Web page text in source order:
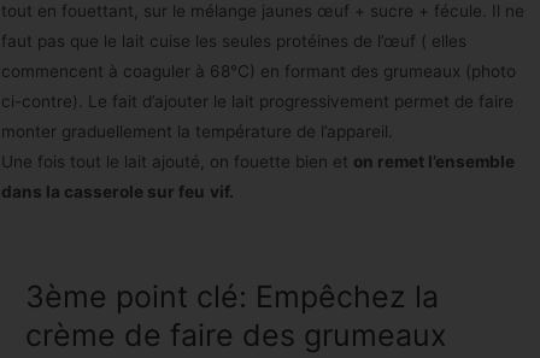
tout en fouettant, sur le mélange jaunes œuf + sucre + fécule. Il ne
faut pas que le lait cuise les seules protéines de l’œuf ( elles
commencent à coaguler à 68°C) en formant des grumeaux (photo
ci-contre). Le fait d’ajouter le lait progressivement permet de faire
monter graduellement la température de l’appareil.
Une fois tout le lait ajouté, on fouette bien et on remet l’ensemble
dans la casserole sur feu vif.
3ème point clé: Empêchez la
crème de faire des grumeaux